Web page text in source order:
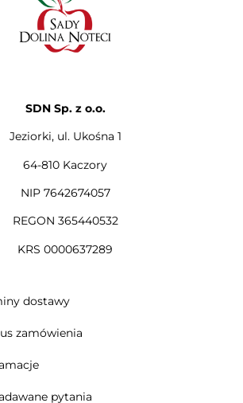
SDN Sp. z o.o.
Jeziorki, ul. Ukośna 1
64-810 Kaczory
NIP 7642674057
REGON 365440532
KRS 0000637289
dostawy
zamówienia
pytania